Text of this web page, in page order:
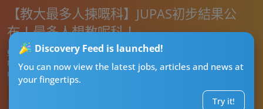
Discovery Feed is launched!
You can now view the latest jobs, articles and news at
your fingertips.
Try it!
【教大最多人揀嘅科】JUPAS初步結果公
布！最多人想教呢科！
CT湊仔公阿勇
Published:
2026-07-29 07:04
Updated:
2026-07-29 07:04